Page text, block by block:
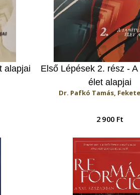
alapjai
Első Lépések 2. rész -
élet alapjai
Dr. Pafkó Tamás,
2 900 Ft